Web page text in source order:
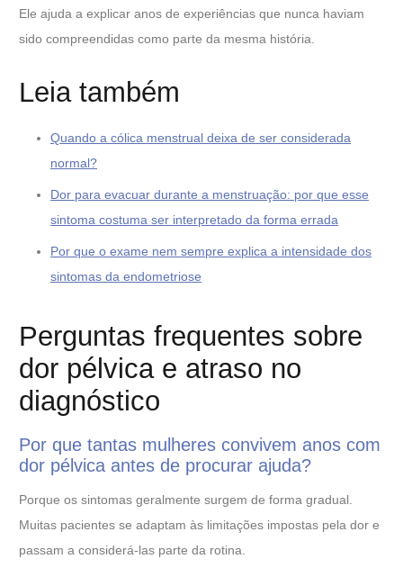
Ele ajuda a explicar anos de experiências que nunca haviam
sido compreendidas como parte da mesma história.
Leia também
Quando a cólica menstrual deixa de ser considerada
normal?
Dor para evacuar durante a menstruação: por que esse
sintoma costuma ser interpretado da forma errada
Por que o exame nem sempre explica a intensidade dos
sintomas da endometriose
Perguntas frequentes sobre
dor pélvica e atraso no
diagnóstico
Por que tantas mulheres convivem anos com
dor pélvica antes de procurar ajuda?
Porque os sintomas geralmente surgem de forma gradual.
Muitas pacientes se adaptam às limitações impostas pela dor e
passam a considerá-las parte da rotina.